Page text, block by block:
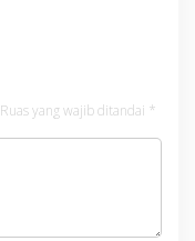
Ruas yang wajib ditandai *